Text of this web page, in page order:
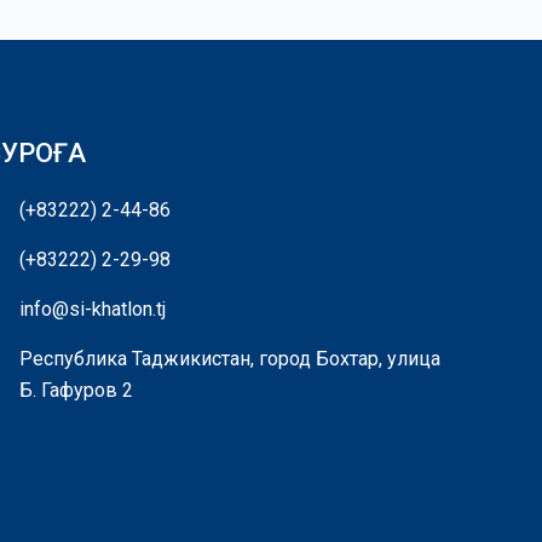
(+83222) 2-44-86
(+83222) 2-29-98
info@si-khatlon.tj
Республика Таджикистан, город Бохтар, улица
Б. Гафуров 2